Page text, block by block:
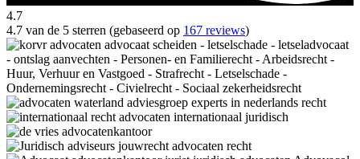
4.7
4.7 van de 5 sterren (gebaseerd op 167 reviews)